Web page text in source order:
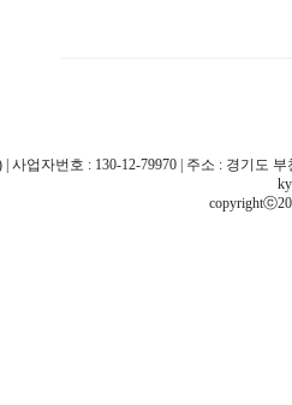
업자번호 : 130-12-79970 | 주소 : 경기도